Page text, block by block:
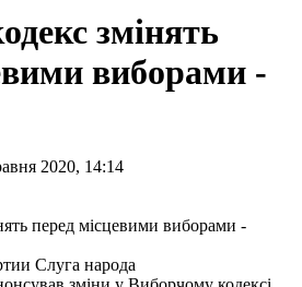
змінять
виборами -
2020, 14:14
Слуга народа